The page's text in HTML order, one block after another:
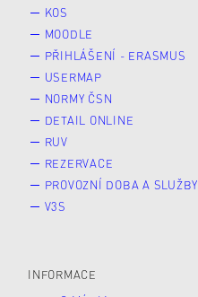
KOS
MOODLE
PŘIHLÁŠENÍ - ERASMUS
USERMAP
NORMY ČSN
DETAIL ONLINE
RUV
REZERVACE
PROVOZNÍ DOBA A SLUŽBY
V3S
INFORMACE